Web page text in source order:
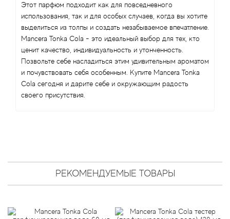
Этот парфюм подходит как для повседневного
использования, так и для особых случаев, когда вы хотите
выделиться из толпы и создать незабываемое впечатление.
Mancera Tonka Cola - это идеальный выбор для тех, кто
ценит качество, индивидуальность и утонченность.
Позвольте себе насладиться этим удивительным ароматом
и почувствовать себя особенным. Купите Mancera Tonka
Cola сегодня и дарите себе и окружающим радость
своего присутствия.
РЕКОМЕНДУЕМЫЕ ТОВАРЫ
Anima Mundi
Anna Sui
Anne Fontaine
Antonio Banderas